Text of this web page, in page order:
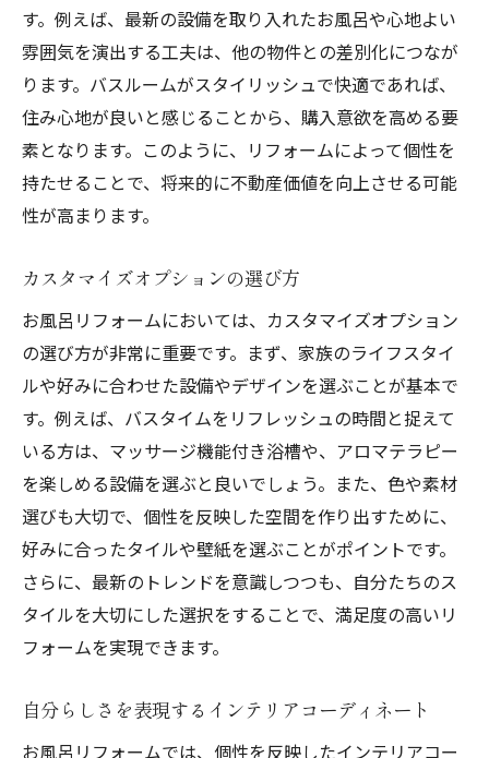
す。例えば、最新の設備を取り入れたお風呂や心地よい
雰囲気を演出する工夫は、他の物件との差別化につなが
ります。バスルームがスタイリッシュで快適であれば、
住み心地が良いと感じることから、購入意欲を高める要
素となります。このように、リフォームによって個性を
持たせることで、将来的に不動産価値を向上させる可能
性が高まります。
カスタマイズオプションの選び方
お風呂リフォームにおいては、カスタマイズオプション
の選び方が非常に重要です。まず、家族のライフスタイ
ルや好みに合わせた設備やデザインを選ぶことが基本で
す。例えば、バスタイムをリフレッシュの時間と捉えて
いる方は、マッサージ機能付き浴槽や、アロマテラピー
を楽しめる設備を選ぶと良いでしょう。また、色や素材
選びも大切で、個性を反映した空間を作り出すために、
好みに合ったタイルや壁紙を選ぶことがポイントです。
さらに、最新のトレンドを意識しつつも、自分たちのス
タイルを大切にした選択をすることで、満足度の高いリ
フォームを実現できます。
自分らしさを表現するインテリアコーディネート
お風呂リフォームでは、個性を反映したインテリアコー